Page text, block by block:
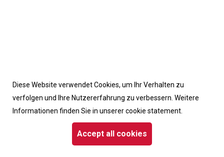
Häufig gestellte
Fragen
Diese Website verwendet Cookies, um Ihr Verhalten zu
verfolgen und Ihre Nutzererfahrung zu verbessern. Weitere
Informationen finden Sie in unserer cookie statement.
Accept all cookies